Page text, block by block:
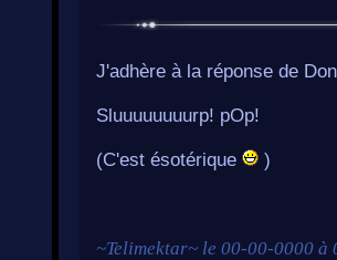
J'adhère à la réponse de
Sluuuuuuuurp! pOp!
(C'est ésotérique )
~Telimektar~ le 00-00-0000 à